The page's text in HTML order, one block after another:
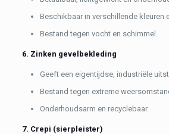
Beschikbaar in verschillende kleuren
Bestand tegen vocht en schimmel.
6. Zinken gevelbekleding
Geeft een eigentijdse, industriële
Bestand tegen extreme
Onderhoudsarm en recyclebaar.
7. Crepi (sierpleister)